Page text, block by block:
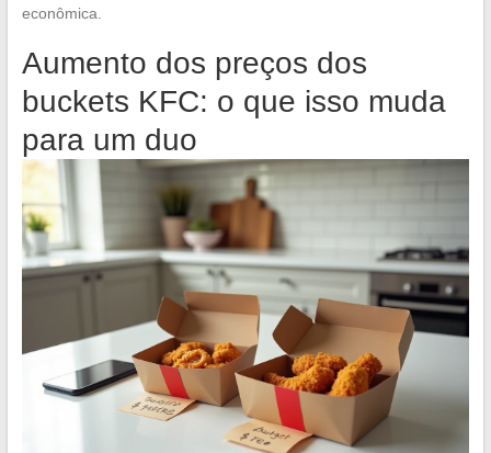
econômica.
Aumento dos preços dos
buckets KFC: o que isso muda
para um duo